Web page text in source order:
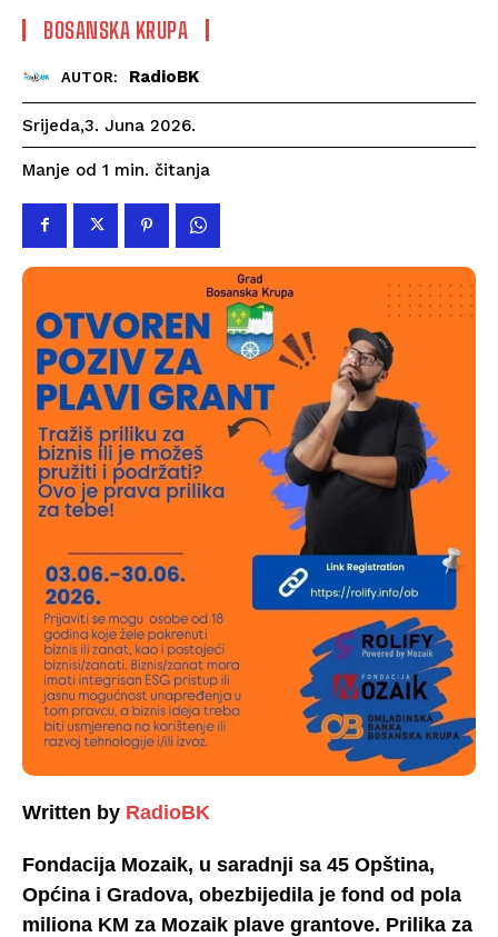
BOSANSKA KRUPA
AUTOR: RadioBK
Srijeda,3. Juna 2026.
Manje od 1 min. čitanja
Written by RadioBK
Fondacija Mozaik, u saradnji sa 45 Opština,
Općina i Gradova, obezbijedila je fond od pola
miliona KM za Mozaik plave grantove. Prilika za